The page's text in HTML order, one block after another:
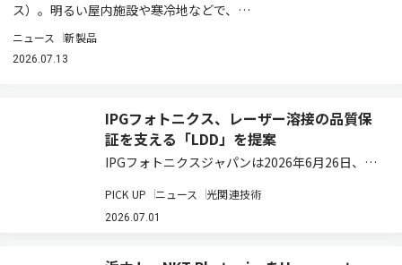
ス）。明るい屋内施設や寒冷地などで、…
ニュース 新製品
2026.07.13
IPGフォトニクス、レーザー溶接の品質保
証を支える「LDD」を提案
IPGフォトニクスジャパンは2026年6月26日、愛
てプライベートショー『Fiber Laser Days』を開
催した。会場では、同社のファイバーレーザーを
PICK UP ニュース 光関連技術
2026.07.01